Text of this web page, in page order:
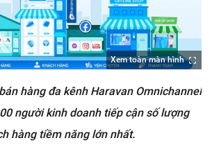
Xem toàn màn hình
hàng đa kênh Haravan Omnichannel
người kinh doanh tiếp cận số lượng
hàng tiềm năng lớn nhất.